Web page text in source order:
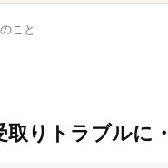
こと
取りトラブルに